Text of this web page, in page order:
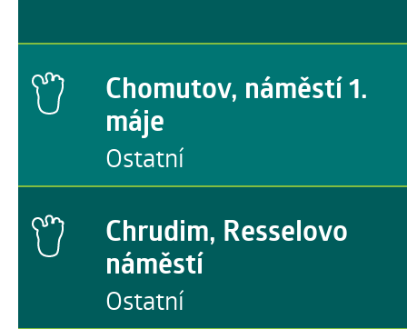
Chomutov, náměstí 1.
máje
Ostatní
Chrudim, Resselovo
náměstí
Ostatní